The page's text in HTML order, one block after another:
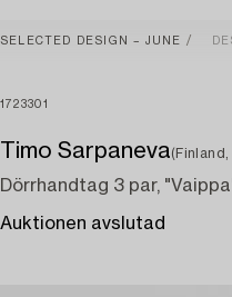
SELECTED DESIGN – JUNE
1723301
Timo Sarpaneva
Dörrhandtag 3 par,
Auktionen avslutad